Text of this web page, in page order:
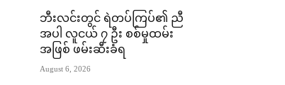
ဘီးလင်းတွင် ရဲတပ်ကြပ်၏ ညီ
အပါ လူငယ် ၇ ဦး စစ်မှုထမ်း
အဖြစ် ဖမ်းဆီးခံရ
August 6, 2026